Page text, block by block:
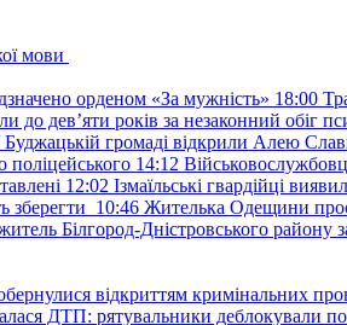
мови
орденом «За мужність» 18:00
дев’яти років за незаконний обіг
громаді відкрили Алею
поліцейського 14:12
12:02 Ізмаїльські гвардійці
зберегти 10:46 Жителька Одещини
Білгород-Дністровського району
відкриттям кримінальних
ДТП: рятувальники деблокували